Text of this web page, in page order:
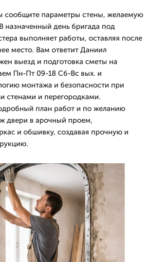
сообщите параметры стены, желаемую
назначенный день бригада под
выполняет работы, оставляя после
место. Вам ответит Даниил
выезд и подготовка сметы на
Пн-Пт 09-18 Сб-Вс вых. и
монтажа и безопасности при
стенами и перегородками.
план работ и по желанию
двери в арочный проем,
и обшивку, создавая прочную и